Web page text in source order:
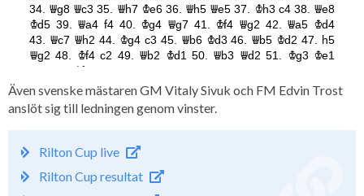
Även svenske mästaren GM Vitaly Sivuk och FM Edvin Trost
anslöt sig till ledningen genom vinster.
Rilton Cup live
Rilton Cup resultat